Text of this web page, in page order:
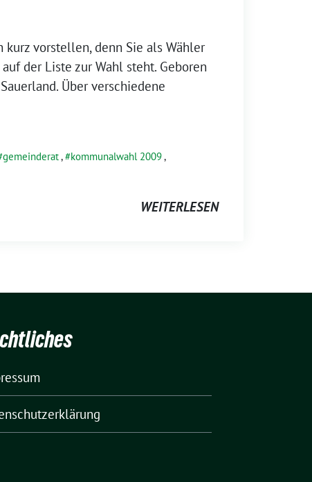
kurz vorstellen, denn Sie als Wähler
der Liste zur Wahl steht. Geboren
Über verschiedene
gemeinderat, kommunalwahl 2009,
WEITERLESEN